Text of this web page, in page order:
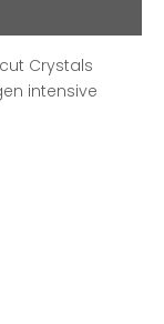
cut Crystals
intensive